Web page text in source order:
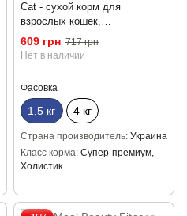
Cat - сухой корм для
взрослых кошек,
способствующий
поддержанию здоровья кожи
609 грн 717 грн
Нет в наличии
Фасовка
1,5 кг 4 кг
Страна производитель Украина
Класс корма Супер-премиум,
Холистик